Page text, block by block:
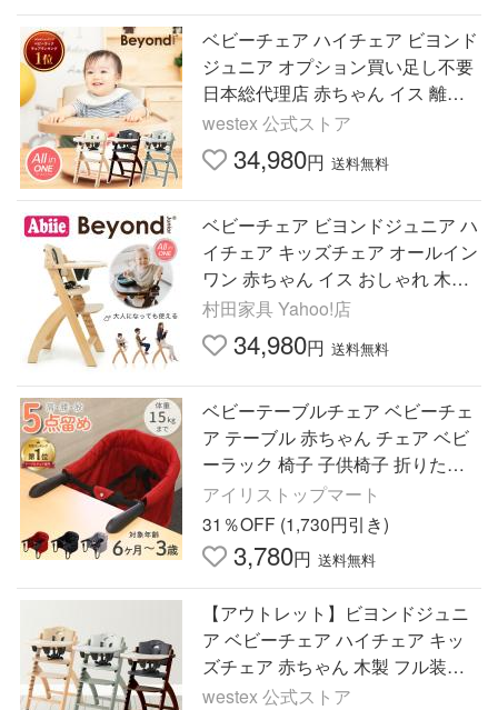
ベビーチェア ハイチェア ビヨンド
ジュニア オプション買い足し不要
日本総代理店 赤ちゃん イス 離乳
食 Beyond Junior 送料無料 爆買
westex 公式ストア
34,980円 送料無料
ベビーチェア ビヨンドジュニア ハ
イチェア キッズチェア オールイン
ワン 赤ちゃん イス おしゃれ 木製
離乳食 フル装備 Beyond Junior 正
規品 正規販売店
村田家具 Yahoo!店
34,980円 送料無料
ベビーテーブルチェア ベビーチェ
ア テーブル 赤ちゃん チェア ベビ
ーラック 椅子 子供椅子 折りたた
み 持ち運び テーブルチェア 洗え
る 出産祝い 外出
アイリストップマート
31％OFF (1,730円引き)
3,780円 送料無料
【アウトレット】ビヨンドジュニ
ア ベビーチェア ハイチェア キッ
ズチェア 赤ちゃん 木製 フル装備
Beyond Junior 日本総代理店
westex 公式ストア